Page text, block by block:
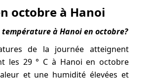
octobre à Hanoi
à Hanoi en octobre?
de la journée atteignent
les 29 ° C à Hanoi en octobre
et une humidité élevées et